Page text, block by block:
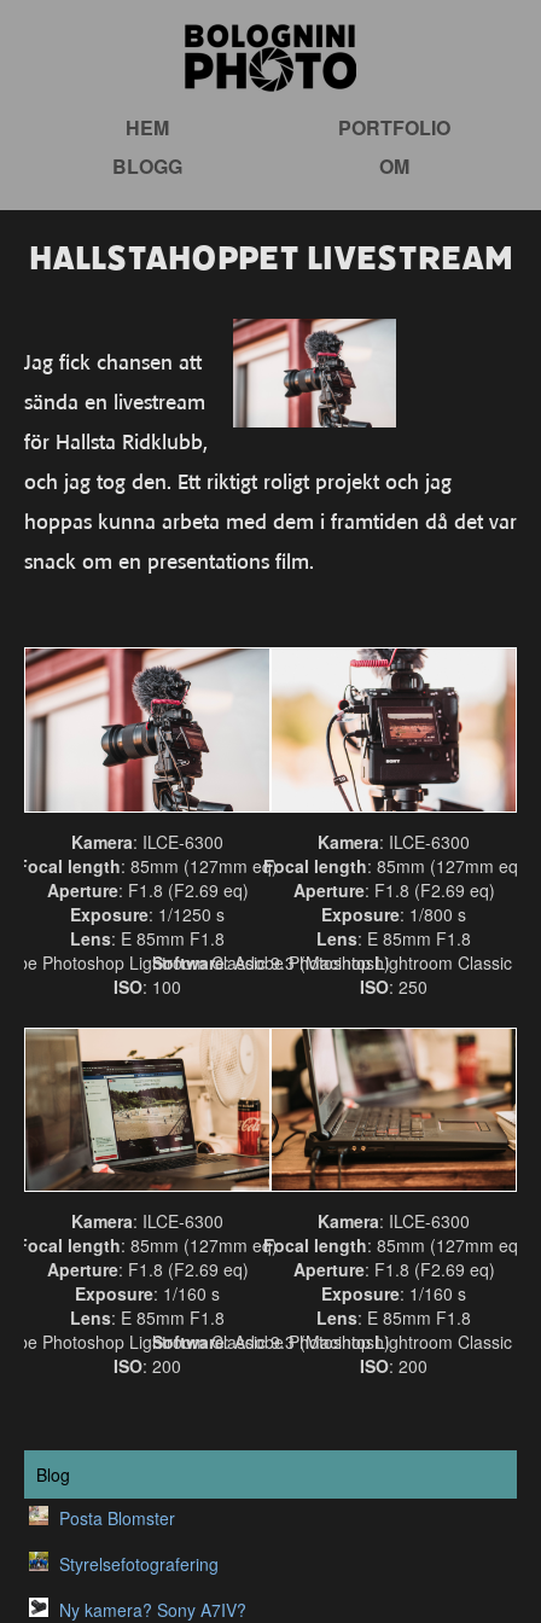
HEM
PORTFOLIO
BLOGG
OM
Hallstahoppet Livestream
Jag fick chansen att
sända en livestream
för Hallsta Ridklubb,
och jag tog den. Ett riktigt roligt projekt och jag
hoppas kunna arbeta med dem i framtiden då det var
snack om en presentations film.
Kamera: ILCE-6300
Focal length: 85mm (127mm eq)
Aperture: F1.8 (F2.69 eq)
Exposure: 1/1250 s
Lens: E 85mm F1.8
Photoshop Lightroom Classic 9.3 (Macintosh)
ISO: 100
Kamera: ILCE-6300
Focal length: 85mm (127mm eq)
Aperture: F1.8 (F2.69 eq)
Exposure: 1/800 s
Lens: E 85mm F1.8
Software: Adobe Photoshop Lightroom Classic
ISO: 250
Kamera: ILCE-6300
Focal length: 85mm (127mm eq)
Aperture: F1.8 (F2.69 eq)
Exposure: 1/160 s
Lens: E 85mm F1.8
Photoshop Lightroom Classic 9.3 (Macintosh)
ISO: 200
Kamera: ILCE-6300
Focal length: 85mm (127mm eq)
Aperture: F1.8 (F2.69 eq)
Exposure: 1/160 s
Lens: E 85mm F1.8
Software: Adobe Photoshop Lightroom Classic
ISO: 200
Blog
Posta Blomster
Styrelsefotografering
Ny kamera? Sony A7IV?